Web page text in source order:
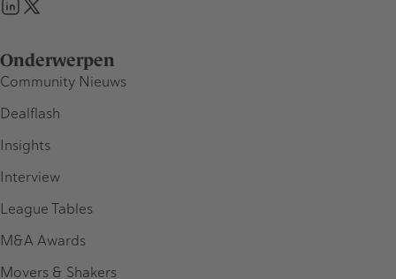
Onderwerpen
Community Nieuws
Dealflash
Insights
Interview
League Tables
M&A Awards
Movers & Shakers